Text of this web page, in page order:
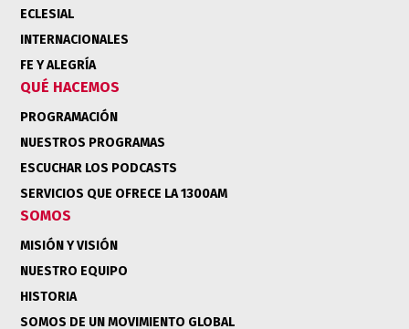
ECLESIAL
INTERNACIONALES
FE Y ALEGRÍA
QUÉ HACEMOS
PROGRAMACIÓN
NUESTROS PROGRAMAS
ESCUCHAR LOS PODCASTS
SERVICIOS QUE OFRECE LA 1300AM
SOMOS
MISIÓN Y VISIÓN
NUESTRO EQUIPO
HISTORIA
SOMOS DE UN MOVIMIENTO GLOBAL